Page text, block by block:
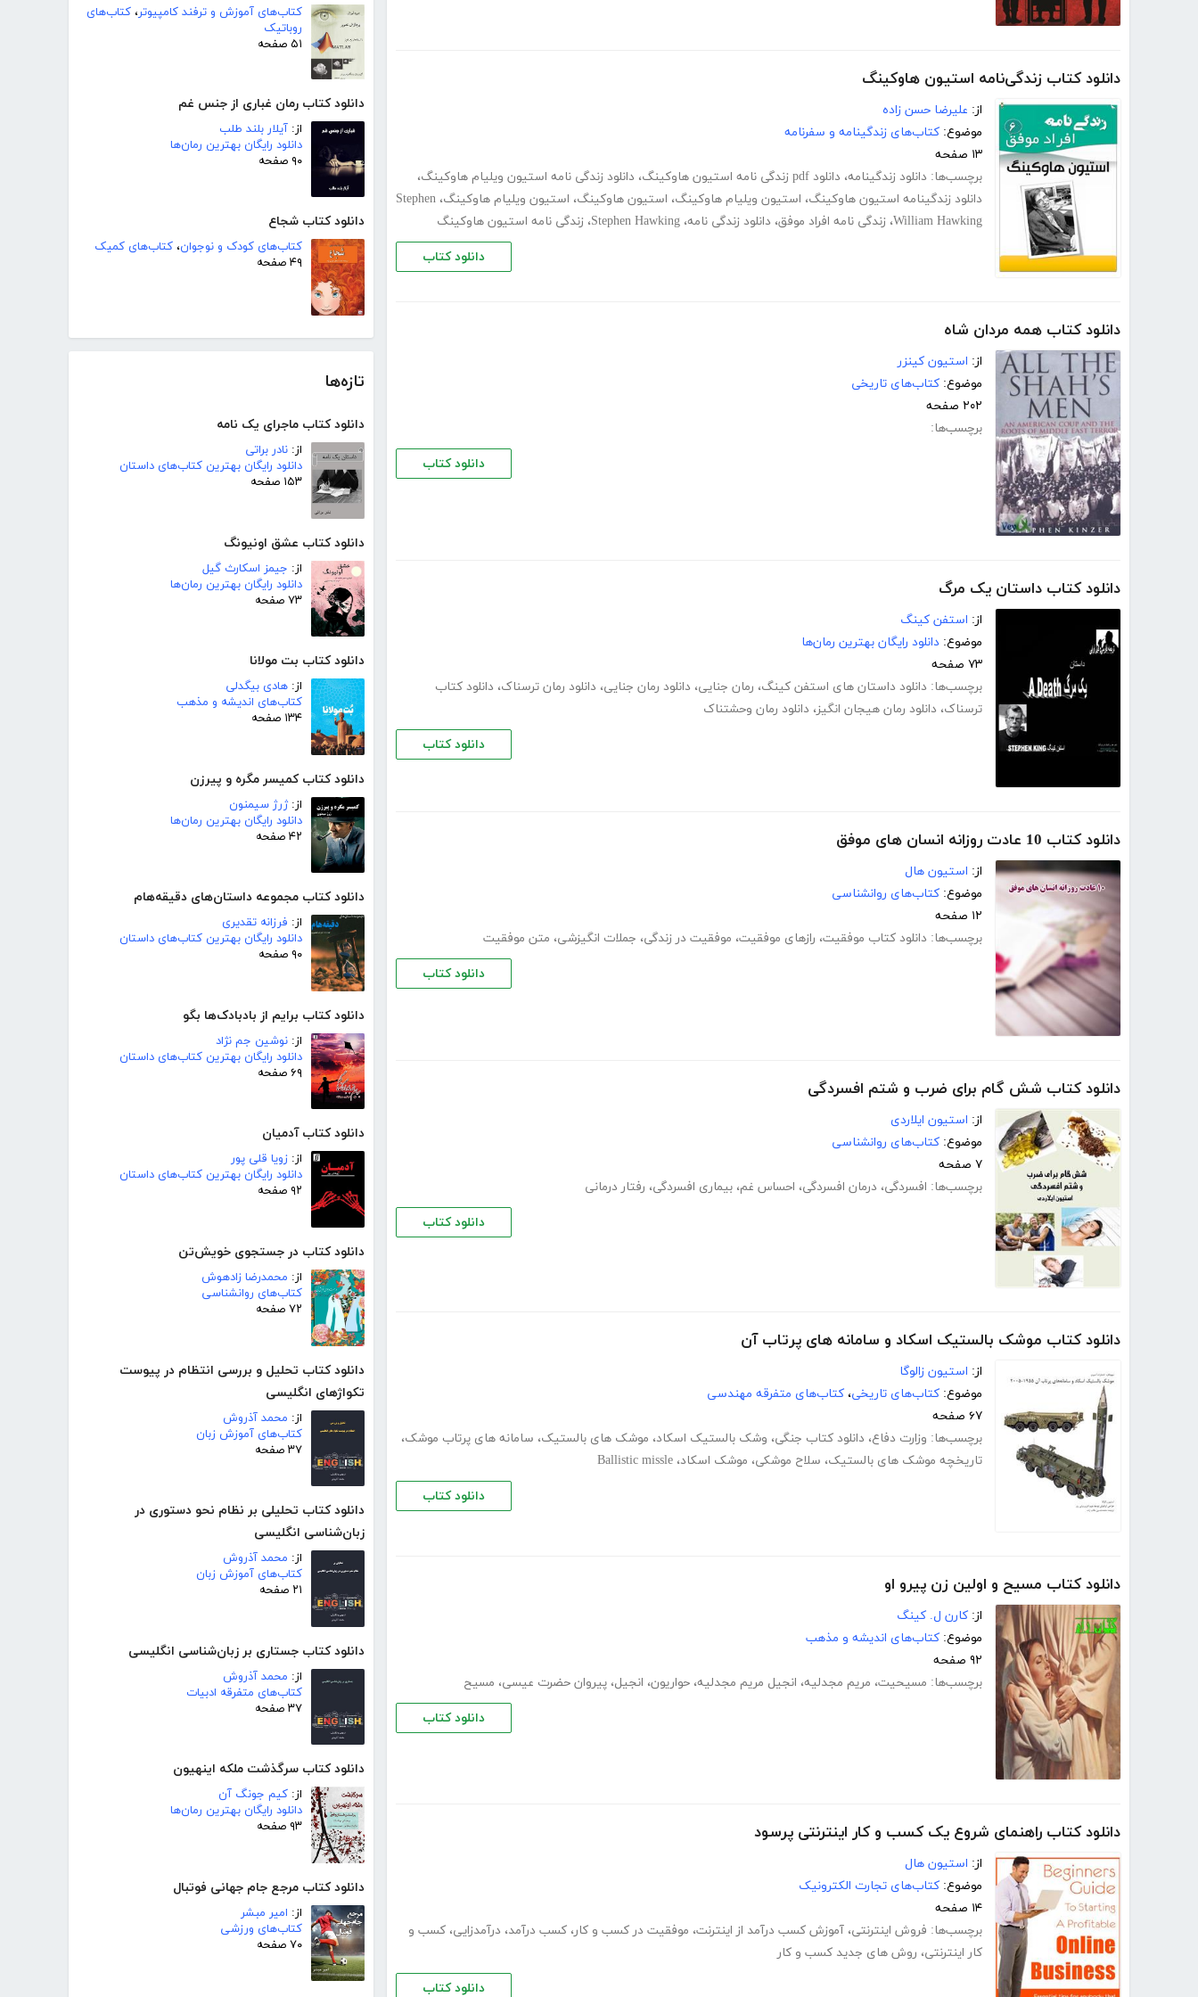
کتاب‌های آموزش و ترفند کامپیوتر، کتاب‌های
روباتیک
۵۱ صفحه
دانلود کتاب رمان غباری از جنس غم
از: آیلار بلند طلب
دانلود رایگان بهترین رمان‌ها
۹۰ صفحه
دانلود کتاب شجاع
کتاب‌های کودک و نوجوان، کتاب‌های کمیک
۴۹ صفحه
تازه‌ها
دانلود کتاب ماجرای یک نامه
از: نادر براتی
دانلود رایگان بهترین کتاب‌های داستان
۱۵۳ صفحه
دانلود کتاب عشق اونیونگ
از: جیمز اسکارث گیل
دانلود رایگان بهترین رمان‌ها
۷۳ صفحه
دانلود کتاب بت مولانا
از: هادی بیگدلی
کتاب‌های اندیشه و مذهب
۱۳۴ صفحه
دانلود کتاب کمیسر مگره و پیرزن
از:ژرژ سیمنون
دانلود رایگان بهترین رمان‌ها
۴۲ صفحه
دانلود کتاب مجموعه داستان‌های دقیقه‌هام
از: فرزانه تقدیری
دانلود رایگان بهترین کتاب‌های داستان
۹۰ صفحه
دانلود کتاب برایم از بادبادک‌ها بگو
از: نوشین جم نژاد
دانلود رایگان بهترین کتاب‌های داستان
۶۹ صفحه
دانلود کتاب آدمیان
از: زویا قلی پور
دانلود رایگان بهترین کتاب‌های داستان
۹۲ صفحه
دانلود کتاب در جستجوی خویش‌تن
از: محمدرضا زادهوش
کتاب‌های روانشناسی
۷۲ صفحه
دانلود کتاب تحلیل و بررسی انتظام در پیوست
تکواژهای انگلیسی
از: محمد آذروش
کتاب‌های آموزش زبان
۳۷ صفحه
دانلود کتاب تحلیلی بر نظام نحو دستوری در
زبان‌شناسی انگلیسی
از: محمد آذروش
کتاب‌های آموزش زبان
۲۱ صفحه
دانلود کتاب جستاری بر زبان‌شناسی انگلیسی
از: محمد آذروش
کتاب‌های متفرقه ادبیات
۳۷ صفحه
دانلود کتاب سرگذشت ملکه اینهیون
از: کیم جونگ آن
دانلود رایگان بهترین رمان‌ها
۹۳ صفحه
دانلود کتاب مرجع جام جهانی فوتبال
از: امیر مبشر
کتاب‌های ورزشی
۷۰ صفحه
دانلود کتاب زندگی‌نامه استیون هاوکینگ
از: علیرضا حسن زاده
موضوع: کتاب‌های زندگینامه و سفرنامه
۱۳ صفحه
برچسب‌ها: دانلود زندگینامه، دانلود pdf زندگی نامه استیون هاوکینگ ، دانلود زندگی نامه استیون ویلیام هاوکینگ،
دانلود زندگینامه استیون هاوکینگ، استیون ویلیام هاوکینگ، استیون هاوکینگ، استیون ویلیام هاوکینگ، Stephen
William Hawking، زندگی نامه افراد موفق، دانلود زندگی نامه، Stephen Hawking، زندگی نامه استیون هاوکینگ
دانلود کتاب
دانلود کتاب همه مردان شاه
از: استیون کینزر
موضوع: کتاب‌های تاریخی
۲۰۲ صفحه
برچسب‌ها:
دانلود کتاب
دانلود کتاب داستان یک مرگ
از: استفن کینگ
موضوع: دانلود رایگان بهترین رمان‌ها
۷۳ صفحه
برچسب‌ها: دانلود داستان های استفن کینگ، رمان جنایی، دانلود رمان جنایی، دانلود رمان ترسناک، دانلود کتاب
ترسناک، دانلود رمان هیجان انگیز، دانلود رمان وحشتناک
دانلود کتاب
دانلود کتاب 10 عادت روزانه انسان های موفق
از: استیون هال
موضوع: کتاب‌های روانشناسی
۱۲ صفحه
برچسب‌ها: دانلود کتاب موفقیت، رازهای موفقیت، موفقیت در زندگی، جملات انگیزشی، متن موفقیت
دانلود کتاب
دانلود کتاب شش گام برای ضرب و شتم افسردگی
از: استیون ایلاردی
موضوع: کتاب‌های روانشناسی
۷ صفحه
برچسب‌ها: افسردگی، درمان افسردگی، احساس غم، بیماری افسردگی، رفتار درمانی
دانلود کتاب
دانلود کتاب موشک بالستیک اسکاد و سامانه های پرتاب آن
از: استیون زالوگا
موضوع: کتاب‌های تاریخی، کتاب‌های متفرقه مهندسی
۶۷ صفحه
برچسب‌ها: وزارت دفاع، دانلود کتاب جنگی، وشک بالستیک اسکاد، موشک های بالستیک، سامانه های پرتاب موشک،
تاریخچه موشک های بالستیک، سلاح موشکی، موشک اسکاد، Ballistic missle
دانلود کتاب
دانلود کتاب مسیح و اولین زن پیرو او
از: کارن ل. کینگ
موضوع: کتاب‌های اندیشه و مذهب
۹۲ صفحه
برچسب‌ها: مسیحیت، مریم مجدلیه، انجیل مریم مجدلیه، حواریون، انجیل، پیروان حضرت عیسی، مسیح
دانلود کتاب
دانلود کتاب راهنمای شروع یک کسب و کار اینترنتی پرسود
از: استیون هال
موضوع: کتاب‌های تجارت الکترونیک
۱۴ صفحه
برچسب‌ها: فروش اینترنتی، آموزش کسب درآمد از اینترنت، موفقیت در کسب و کار، کسب درآمد، درآمدزایی، کسب و
کار اینترنتی، روش های جدید کسب و کار
دانلود کتاب